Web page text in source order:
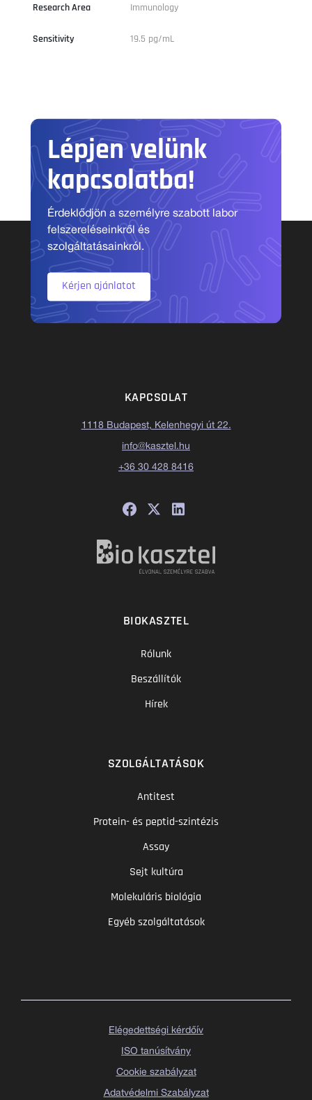
Research Area Immunology
Sensitivity 19.5 pg/mL
Lépjen velünk
kapcsolatba!
Érdeklődjön a személyre szabott labor
felszereléseinkről és
szolgáltatásainkról.
Kérjen ajánlatot
KAPCSOLAT
1118 Budapest, Kelenhegyi út 22.
info@kasztel.hu
+36 30 428 8416
BIOKASZTEL
Rólunk
Beszállítók
Hírek
SZOLGÁLTATÁSOK
Antitest
Protein- és peptid-szintézis
Assay
Sejt kultúra
Molekuláris biológia
Egyéb szolgáltatások
Elégedettségi kérdőív
ISO tanúsítvány
Cookie szabályzat
Adatvédelmi Szabályzat